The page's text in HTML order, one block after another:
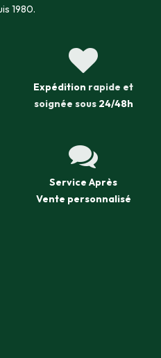
1980.
Expédition rapide et
soignée sous 24/48h
Service Après
Vente personnalisé